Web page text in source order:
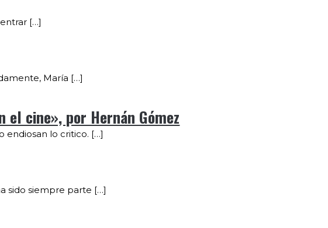
[…]
María […]
el cine», por Hernán Gómez
endiosan lo critico. […]
sido siempre parte […]